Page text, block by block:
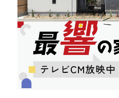
施工事例
お知らせ